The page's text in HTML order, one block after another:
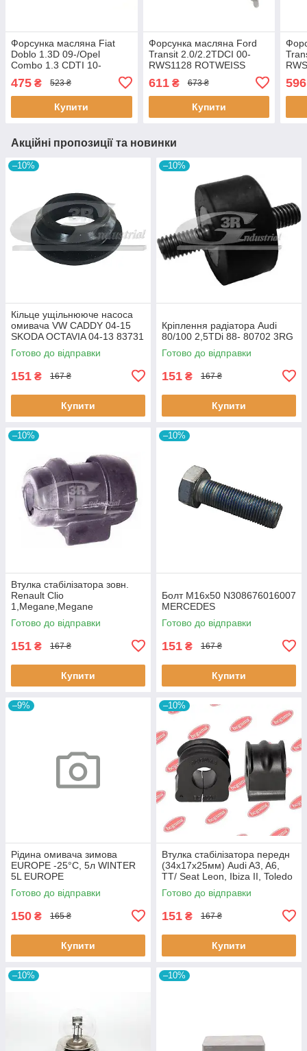
Форсунка масляна Fiat
Doblo 1.3D 09-/Opel
Combo 1.3 CDTI 10-
475 ₴ 523 ₴
Купити
Форсунка масляна Ford
Transit 2.0/2.2TDCI 00-
RWS1128 ROTWEISS
611₴ 673 ₴
Купити
596
Акційні пропозиції та новинки
–10%
Кiльце ущiльнююче насоса
омивача VW CADDY 04-15
SKODA OCTAVIA 04-13 83731
3RG
Готово до відправки
151 ₴ 167 ₴
Купити
–10%
Кріплення радіатора Audi
80/100 2,5TDi 88- 80702 3RG
Готово до відправки
151 ₴ 167 ₴
Купити
–10%
Втулка стабiлізатора зовн.
Renault Clio
1,Megane,Megane
Classic,Megane Scenic,R19
60643 3RG
Готово до відправки
151 ₴ 167 ₴
Купити
–10%
Болт M16x50 N308676016007
MERCEDES
Готово до відправки
151 ₴ 167 ₴
Купити
–9%
Рідина омивача зимова
EUROPE -25°C, 5л WINTER
5L EUROPE
Готово до відправки
150 ₴ 165 ₴
Купити
–10%
Втулка стабілізатора передн
(34х17х25мм) Audi A3, A6,
TT/ Seat Leon, Ibiza II, Toledo
II (BC0226) BCGUMA BC0226
BC GUMA
Готово до відправки
151 ₴ 167 ₴
Купити
–10% –10%